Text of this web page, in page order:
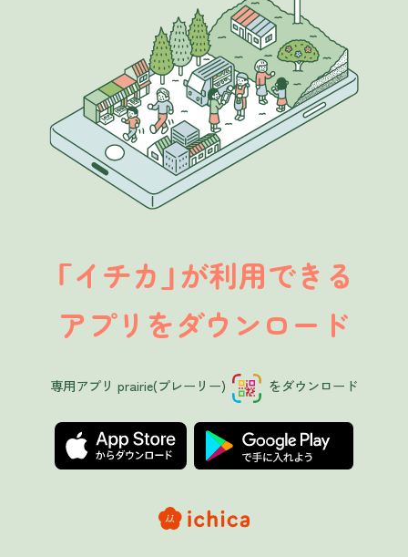
「イチカ」 が利用できる
アプリをダウンロード
専用アプリ prairie(プレーリー) をダウンロード